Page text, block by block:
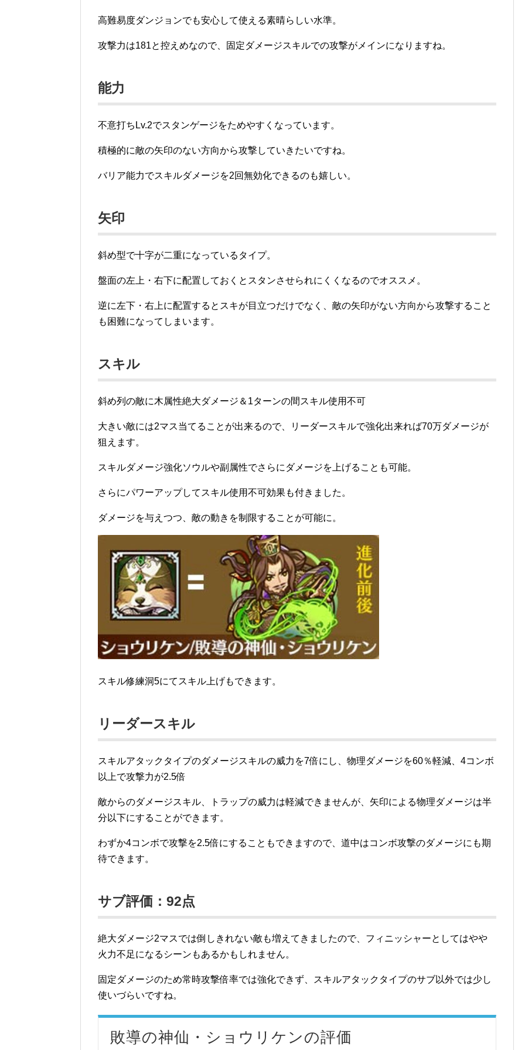
高難易度ダンジョンでも安心して使える素晴らしい水準。
攻撃力は181と控えめなので、固定ダメージスキルでの攻撃がメインになりますね。
能力
不意打ちLv.2でスタンゲージをためやすくなっています。
積極的に敵の矢印のない方向から攻撃していきたいですね。
バリア能力でスキルダメージを2回無効化できるのも嬉しい。
矢印
斜め型で十字が二重になっているタイプ。
盤面の左上・右下に配置しておくとスタンさせられにくくなるのでオススメ。
逆に左下・右上に配置するとスキが目立つだけでなく、敵の矢印がない方向から攻撃すること
も困難になってしまいます。
スキル
斜め列の敵に木属性絶大ダメージ＆1ターンの間スキル使用不可
大きい敵には2マス当てることが出来るので、リーダースキルで強化出来れば70万ダメージが
狙えます。
スキルダメージ強化ソウルや副属性でさらにダメージを上げることも可能。
さらにパワーアップしてスキル使用不可効果も付きました。
ダメージを与えつつ、敵の動きを制限することが可能に。
スキル修練洞5にてスキル上げもできます。
リーダースキル
スキルアタックタイプのダメージスキルの威力を7倍にし、物理ダメージを60％軽減、4コンボ
以上で攻撃力が2.5倍
敵からのダメージスキル、トラップの威力は軽減できませんが、矢印による物理ダメージは半
分以下にすることができます。
わずか4コンボで攻撃を2.5倍にすることもできますので、道中はコンボ攻撃のダメージにも期
待できます。
サブ評価：92点
絶大ダメージ2マスでは倒しきれない敵も増えてきましたので、フィニッシャーとしてはやや
火力不足になるシーンもあるかもしれません。
固定ダメージのため常時攻撃倍率では強化できず、スキルアタックタイプのサブ以外では少し
使いづらいですね。
敗導の神仙・ショウリケンの評価